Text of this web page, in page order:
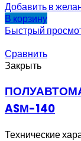
Добавить в
В корзину
Быстрый
Сравнить
Закрыть
ASМ-140
Технические